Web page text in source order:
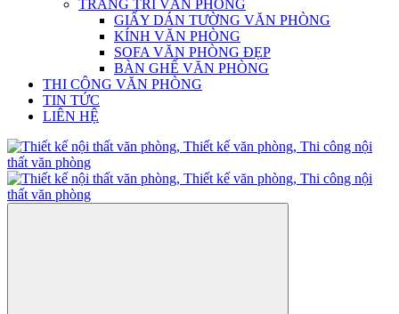
TRANG TRÍ VĂN PHÒNG
GIẤY DÁN TƯỜNG VĂN PHÒNG
KÍNH VĂN PHÒNG
SOFA VĂN PHÒNG ĐẸP
BÀN GHẾ VĂN PHÒNG
THI CÔNG VĂN PHÒNG
TIN TỨC
LIÊN HỆ